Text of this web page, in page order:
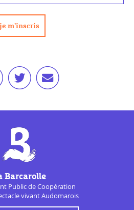
Barcarolle
Public deCoopération
vivant Audomarois